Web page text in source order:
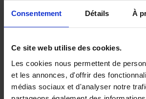
Consentement Détails À
Ce site web utilise des cookies.
Les cookies nous permettent de
et les annonces, d'offrir des
médias sociaux et d'analyser notre
Pour découvrir d’autres cas
Livre Blanc dédié au PAS en